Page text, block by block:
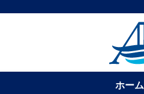
ホーム